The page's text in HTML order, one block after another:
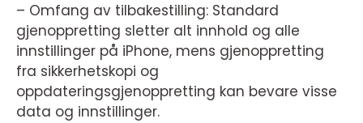
– Omfang av tilbakestilling: Standard
gjenoppretting sletter alt innhold og alle
innstillinger på iPhone, mens gjenoppretting
fra sikkerhetskopi og
oppdateringsgjenoppretting kan bevare visse
data og innstillinger.